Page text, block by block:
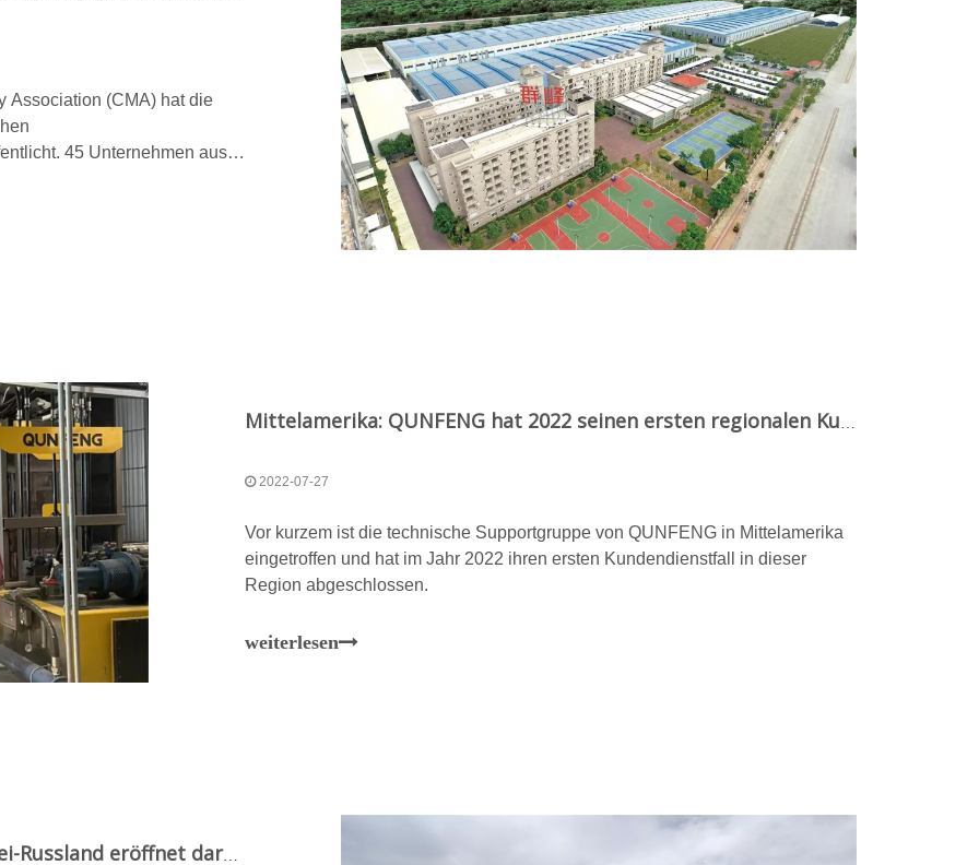
Association (CMA) hat die
45 Unternehmen aus
Mittelamerika: QUNFENG hat 2022 seinen ersten regionalen Kundendienstfall abgeschlossen
2022-07-27
Vor kurzem ist die technische Supportgruppe von QUNFENG in Mittelamerika
eingetroffen und hat im Jahr 2022 ihren ersten Kundendienstfall in dieser
Region abgeschlossen.
weiterlesen
Der Wirtschaftskorridor China-Mongolei-Russland eröffnet darüber hinaus neue Möglichkeiten für den Infrastrukturbau in der Inneren Mongolei